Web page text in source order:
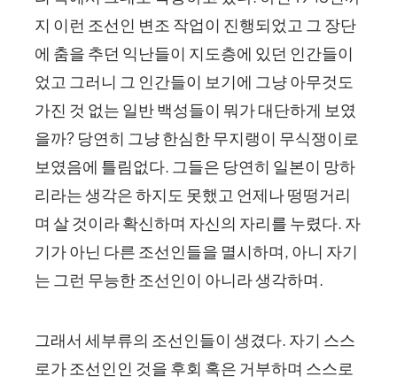
지 이런 조선인 변조 작업이 진행되었고 그 장단
에 춤을 추던 익난들이 지도층에 있던 인간들이
었고 그러니 그 인간들이 보기에 그냥 아무것도
가진 것 없는 일반 백성들이 뭐가 대단하게 보였
을까? 당연히 그냥 한심한 무지랭이 무식쟁이로
보였음에 틀림없다. 그들은 당연히 일본이 망하
리라는 생각은 하지도 못했고 언제나 떵떵거리
며 살 것이라 확신하며 자신의 자리를 누렸다. 자
기가 아닌 다른 조선인들을 멸시하며, 아니 자기
는 그런 무능한 조선인이 아니라 생각하며.
그래서 세부류의 조선인들이 생겼다. 자기 스스
로가 조선인인 것을 후회 혹은 거부하며 스스로